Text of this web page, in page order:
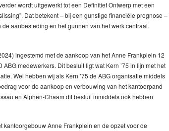
wordt uitgewerkt tot een Definitief Ontwerp met een
Dat betekent – bij een gunstige financiële prognose –
aanbesteding en het gunnen van het werk centraal.
ingestemd met de aankoop van het Anne Frankplein 12
medewerkers. Dit besluit ligt wat Kern ’75 in lijn met het
Wel hebben wij als Kern ’75 de ABG organisatie middels
voor de aankoop en verbouwing van het kantoorpand
en Alphen-Chaam dit besluit inmiddels ook hebben
Anne Frankplein en de opzet voor de